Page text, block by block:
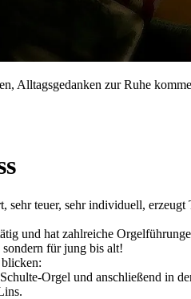
Alltagsgedanken zur Ruhe
teuer, sehr individuell,
und hat zahlreiche
für jung bis alt!
Orgel und anschließend in